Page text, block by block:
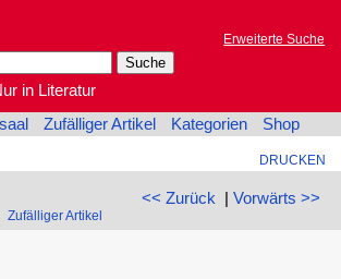
Erweiterte Suche
in Literatur
Zufälliger Artikel Kategorien Shop
DRUCKEN
<< Zurück | Vorwärts >>
Zufälliger Artikel